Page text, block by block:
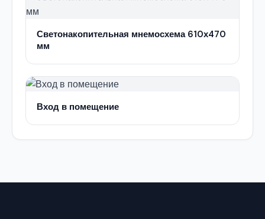
Светонакопительная мнемосхема 610х470
мм
Вход в помещение